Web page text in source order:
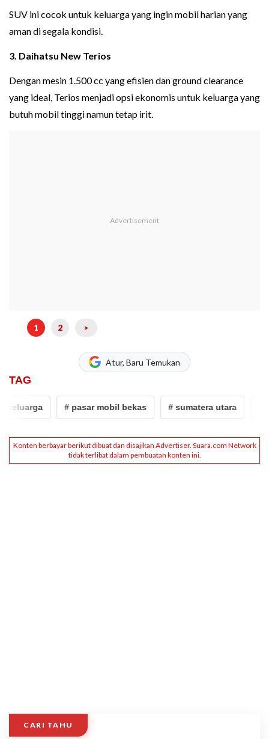
SUV ini cocok untuk keluarga yang ingin mobil harian yang
aman di segala kondisi.
3. Daihatsu New Terios
Dengan mesin 1.500 cc yang efisien dan ground clearance
yang ideal, Terios menjadi opsi ekonomis untuk keluarga yang
butuh mobil tinggi namun tetap irit.
1 2 >
Atur, Baru Temukan
TAG
# pasar mobil bekas # sumatera utara
CARI TAHU